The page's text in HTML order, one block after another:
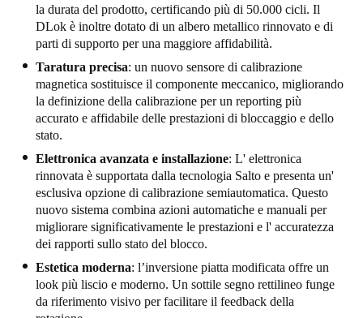
la durata del prodotto, certificando più di 50.000 cicli. Il
DLok è inoltre dotato di un albero metallico rinnovato e di
parti di supporto per una maggiore affidabilità.
Taratura precisa: un nuovo sensore di calibrazione
magnetica sostituisce il componente meccanico, migliorando
la definizione della calibrazione per un reporting più
accurato e affidabile delle prestazioni di bloccaggio e dello
stato.
Elettronica avanzata e installazione: L' elettronica
rinnovata è supportata dalla tecnologia Salto e presenta un'
esclusiva opzione di calibrazione semiautomatica. Questo
nuovo sistema combina azioni automatiche e manuali per
migliorare significativamente le prestazioni e l' accuratezza
dei rapporti sullo stato del blocco.
Estetica moderna: l’inversione piatta modificata offre un
look più liscio e moderno. Un sottile segno rettilineo funge
da riferimento visivo per facilitare il feedback della